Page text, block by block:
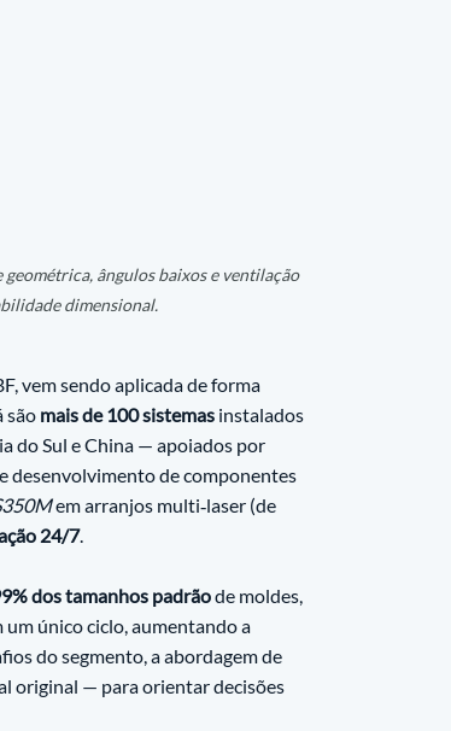
ângulos baixos e ventilação
dimensional.
vem sendo aplicada de forma
são mais de 100 sistemas instalados
do Sul e China — apoiados por
desenvolvimento de componentes
em arranjos multi‑laser (de
24/7.
dos tamanhos padrão de moldes,
único ciclo, aumentando a
do segmento, a abordagem de
original — para orientar decisões